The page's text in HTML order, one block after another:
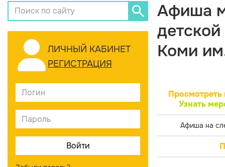
ЛИЧНЫЙ КАБИНЕТ
РЕГИСТРАЦИЯ
Афиша
Коми
Просмотреть
Узнать
Афиша на